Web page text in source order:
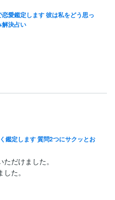
愛鑑定します 彼は私をどう思っ
解決占い
鑑定します 質問2つにサクッとお
だけました。
た。